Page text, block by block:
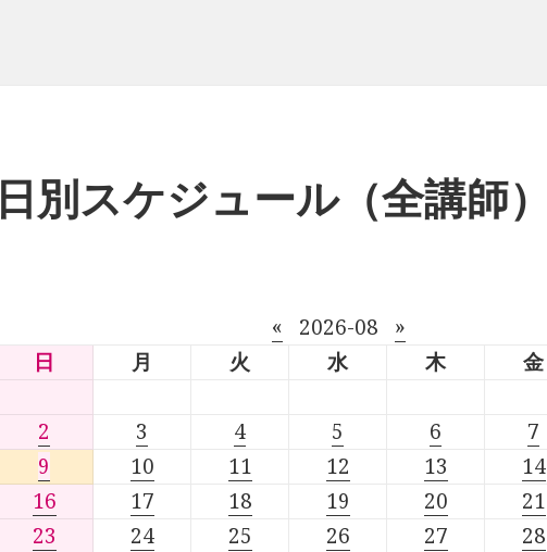
日別スケジュール（全講師）
« 2026-08
»
日
月 火 水 木 金
2
3 4 5 6 7
9
10 11 12 13 14
16
17 18 19 20 21
23
24 25 26 27 28